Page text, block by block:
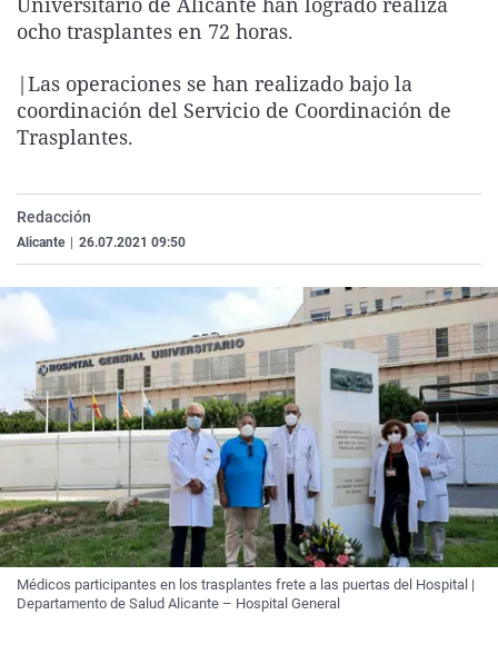
La rosa de los vientos
Como el perro y el
Caso
Equipo de
Extremadura
La Rioja
Virales
Elecciones
ocho trasplantes en 72 horas.
|Las operaciones se han realizado bajo la
coordinación del Servicio de Coordinación de
Trasplantes.
Redacción
Alicante 26.07.2021 09:50
Médicos participantes en los trasplantes frete a las puertas del Hospital |
Departamento de Salud Alicante – Hospital General